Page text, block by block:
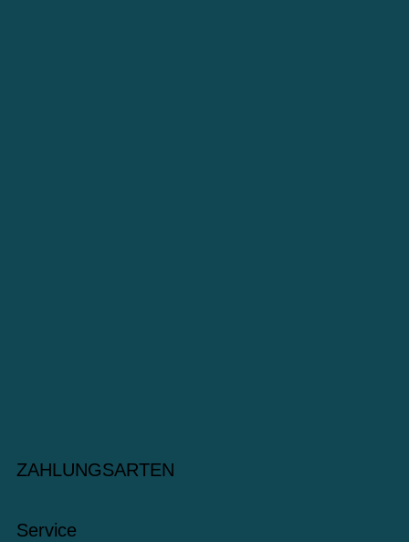
ZAHLUNGSARTEN
Service